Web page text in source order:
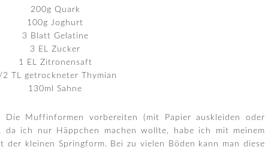
200g Quark
100g Joghurt
3 Blatt Gelatine
3 EL Zucker
1 EL Zitronensaft
2 TL getrockneter Thymian
130ml Sahne
Die Muffinformen vorbereiten (mit Papier auskleiden oder
ich nur Häppchen machen wollte, habe ich mit meinem
kleinen Springform. Bei zu vielen Böden kann man diese